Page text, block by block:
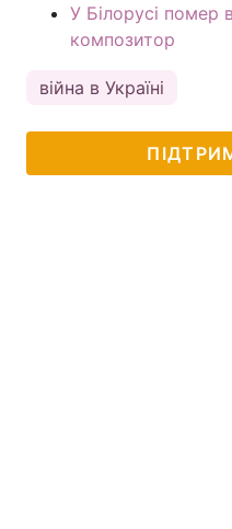
У Білорусі помер
композитор
війна в Україні